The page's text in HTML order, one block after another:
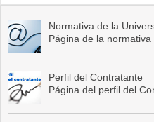
Normativa de la
Página de la
Perfil del Contratante
Página del perfil del